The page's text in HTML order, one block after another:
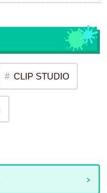
CLIP STUDIO